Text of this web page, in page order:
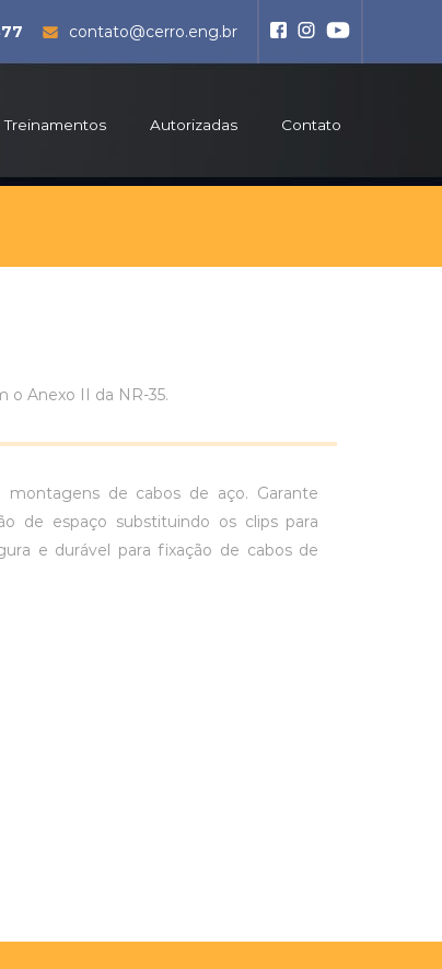
contato@cerro.eng.br
Treinamentos Autorizadas Contato
Anexo II da NR-35.
de cabos de aço. Garante
de espaço substituindo os clips para
e durável para fixação de cabos de